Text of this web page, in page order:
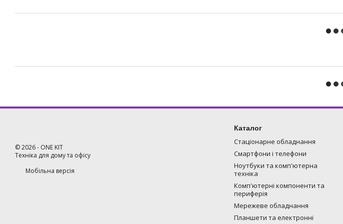
©2026- ONE KIT
Техніка для дому та офісу
Мобільна версія
Каталог
Стаціонарне обладнання
Смартфони і телефони
Ноутбуки та комп'ютерна
техніка
Комп'ютерні компоненти та
периферія
Мережеве обладнання
Планшети та електронні